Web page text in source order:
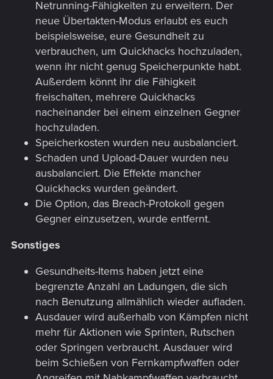
Netrunning-Fähigkeiten zu erweitern. Der
neue Übertakten-Modus erlaubt es euch
beispielsweise, eure Gesundheit zu
verbrauchen, um Quickhacks hochzuladen,
wenn ihr nicht genug Speicherpunkte habt.
Außerdem könnt ihr die Fähigkeit
freischalten, mehrere Quickhacks
nacheinander bei einem einzelnen Gegner
hochzuladen.
Speicherkosten wurden neu ausbalanciert.
Schaden und Upload-Dauer wurden neu
ausbalanciert. Die Effekte mancher
Quickhacks wurden geändert.
Die Option, das Breach-Protokoll gegen
Gegner einzusetzen, wurde entfernt.
Sonstiges
Gesundheits-Items haben jetzt eine
begrenzte Anzahl an Ladungen, die sich
nach Benutzung allmählich wieder aufladen.
Ausdauer wird außerhalb von Kämpfen nicht
mehr für Aktionen wie Sprinten, Rutschen
oder Springen verbraucht. Ausdauer wird
beim Schießen von Fernkampfwaffen oder